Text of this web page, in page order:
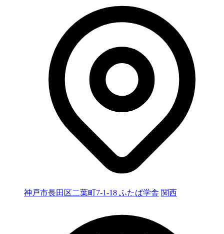
神戸市長田区二葉町7-1-18 ふたば学舎 関西